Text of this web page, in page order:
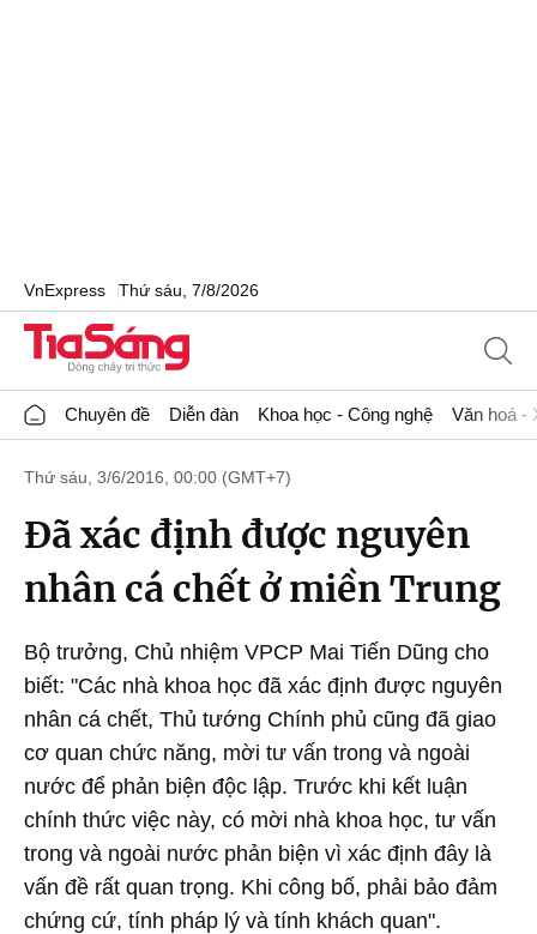
VnExpress Thứ sáu, 7/8/2026
Chuyên đề Diễn đàn Khoa học - Công nghệ Văn hoá -
Thứ sáu, 3/6/2016, 00:00 (GMT+7)
Đã xác định được nguyên
nhân cá chết ở miền Trung
Bộ trưởng, Chủ nhiệm VPCP Mai Tiến Dũng cho
biết: "Các nhà khoa học đã xác định được nguyên
nhân cá chết, Thủ tướng Chính phủ cũng đã giao
cơ quan chức năng, mời tư vấn trong và ngoài
nước để phản biện độc lập. Trước khi kết luận
chính thức việc này, có mời nhà khoa học, tư vấn
trong và ngoài nước phản biện vì xác định đây là
vấn đề rất quan trọng. Khi công bố, phải bảo đảm
chứng cứ, tính pháp lý và tính khách quan".